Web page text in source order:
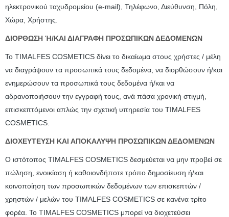
ηλεκτρονικού ταχυδρομείου (e-mail), Τηλέφωνο, Διεύθυνση, Πόλη,
Χώρα, Χρήστης.
ΔΙΟΡΘΩΣΗ Ή/ΚΑΙ ΔΙΑΓΡΑΦΗ ΠΡΟΣΩΠΙΚΩΝ ΔΕΔΟΜΕΝΩΝ
Το TIMALFES COSMETICS δίνει το δικαίωμα στους χρήστες / μέλη
να διαγράψουν τα προσωπικά τους δεδομένα, να διορθώσουν ή/και
ενημερώσουν τα προσωπικά τους δεδομένα ή/και να
αδρανοποιήσουν την εγγραφή τους, ανά πάσα χρονική στιγμή,
επισκεπτόμενοι απλώς την σχετική υπηρεσία του TIMALFES
COSMETICS.
ΔΙΟΧΕΥΤΕΥΣΗ ΚΑΙ ΑΠΟΚΑΛΥΨΗ ΠΡΟΣΩΠΙΚΩΝ ΔΕΔΟΜΕΝΩΝ
O ιστότοπος TIMALFES COSMETICS δεσμεύεται να μην προβεί σε
πώληση, ενοικίαση ή καθοιονδήποτε τρόπο δημοσίευση ή/και
κοινοποίηση των προσωπικών δεδομένων των επισκεπτών /
χρηστών / μελών του TIMALFES COSMETICS σε κανένα τρίτο
φορέα. Το TIMALFES COSMETICS μπορεί να διοχετεύσει